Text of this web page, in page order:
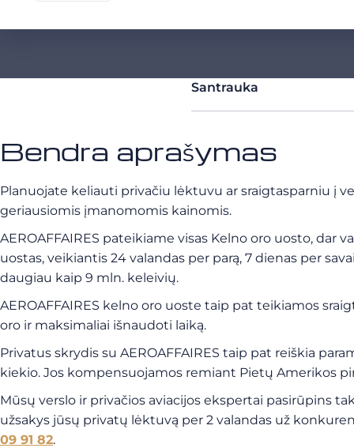
Santrauka
Bendra aprašymas
Planuojate keliauti privačiu lėktuvu ar sraigtasparniu į
geriausiomis įmanomomis kainomis.
AEROAFFAIRES pateikiame visas Kelno oro uosto, dar
uostas, veikiantis 24 valandas per parą, 7 dienas per
daugiau kaip 9 mln. keleivių.
AEROAFFAIRES kelno oro uoste taip pat teikiamos
oro ir maksimaliai išnaudoti laiką.
Privatus skrydis su AEROAFFAIRES taip pat reiškia
kiekio. Jos kompensuojamos remiant Pietų Amerikos
Mūsų verslo ir privačios aviacijos ekspertai pasirūpins
užsakys jūsų privatų lėktuvą per 2 valandas už
09 91 82.